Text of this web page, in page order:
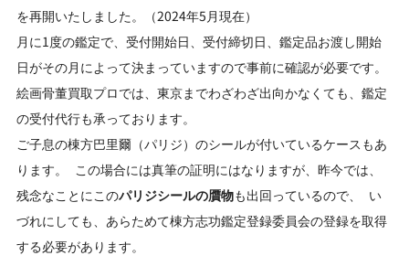
を再開いたしました。（2024年5月現在）
月に1度の鑑定で、受付開始日、受付締切日、鑑定品お渡し開始
日がその月によって決まっていますので事前に確認が必要です。
絵画骨董買取プロでは、東京までわざわざ出向かなくても、鑑定
の受付代行も承っております。
ご子息の棟方巴里爾（パリジ）のシールが付いているケースもあ
ります。 この場合には真筆の証明にはなりますが、昨今では、
残念なことにこのパリジシールの贋物も出回っているので、 い
づれにしても、あらためて棟方志功鑑定登録委員会の登録を取得
する必要があります。